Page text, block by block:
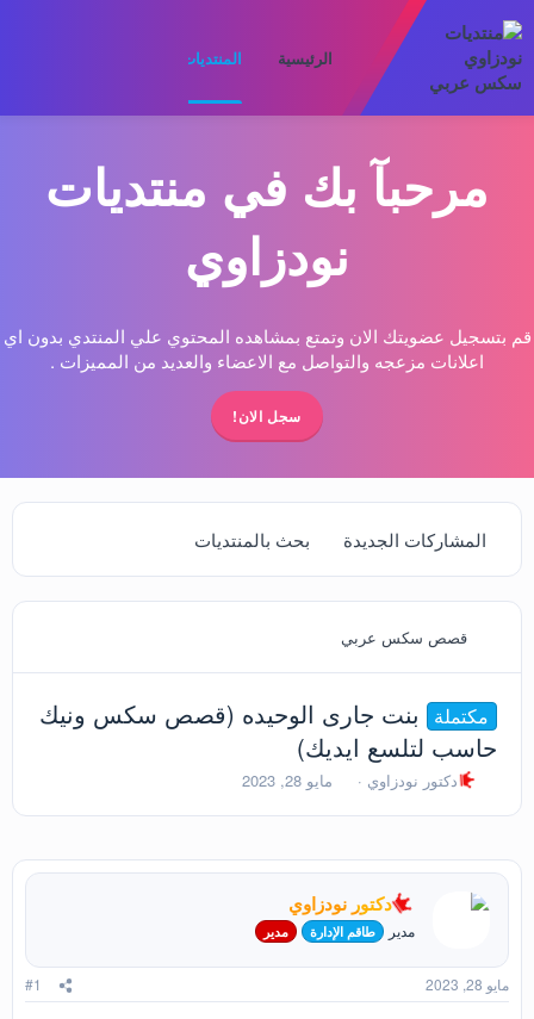
الرئيسية المنتديات
مرحبآ بك في منتديات
نودزاوي
قم بتسجيل عضويتك الان وتمتع بمشاهده المحتوي علي المنتدي بدون اي
اعلانات مزعجه والتواصل مع الاعضاء والعديد من المميزات .
سجل الان!
المشاركات الجديدة بحث بالمنتديات
قصص سكس عربي
مكتملة
بنت جارى الوحيده (قصص سكس ونيك
حاسب لتلسع ايديك)
ب
د
ا
م
و
ع
دكتور نودزاوي
ت
ر
خ
ل
ب
د
ء
مايو 28, 2023
دكتور نودزاوي
مدير طاقم الإدارة مدير
مايو 28, 2023 #1